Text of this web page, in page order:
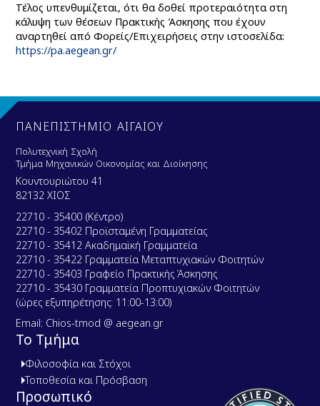
Τέλος υπενθυμίζεται, ότι θα δοθεί προτεραιότητα στη
κάλυψη των θέσεων Πρακτικής Άσκησης που έχουν
αναρτηθεί από Φορείς/Επιχειρήσεις στην ιστοσελίδα:
https://pa.aegean.gr/
ΠΑΝΕΠΙΣΤΗΜΙΟ ΑΙΓΑΙΟΥ
Πολυτεχνική Σχολή
Τμήμα Μηχανικών Οικονομίας και Διοίκησης
Κουντουριώτου 41
82132 ΧΙΟΣ
22710 - 35400 (Κέντρο)
22710 - 35402 Προϊσταμένη Γραμματείας
22710 - 35412 Ακαδημαϊκή Γραμματεία
22710 - 35422 Γραμματεία Μεταπτυχιακών Φοιτητών
22710 - 35403 Γραφείο Πρακτικής Άσκησης
22710 - 35430 Γραμματεία Προπτυχιακών Φοιτητών
(ώρες εξυπηρέτησης: 11:00-13:00)
Email: Chios-tmod @ aegean.gr
Το Τμήμα
Φιλοσοφία και Στόχοι
Τοποθεσία και Πρόσβαση
Προσωπικό